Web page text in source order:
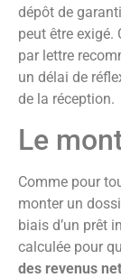
dépôt de
peut être exigé.
par lettre
un délai de
de la réception.
Le
Comme pour
monter un
biais d’un prêt
calculée pour
des revenus